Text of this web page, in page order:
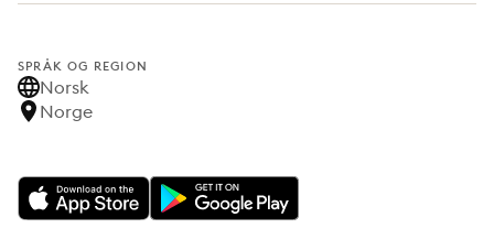
SPRÅK OG REGION
Norsk
Norge